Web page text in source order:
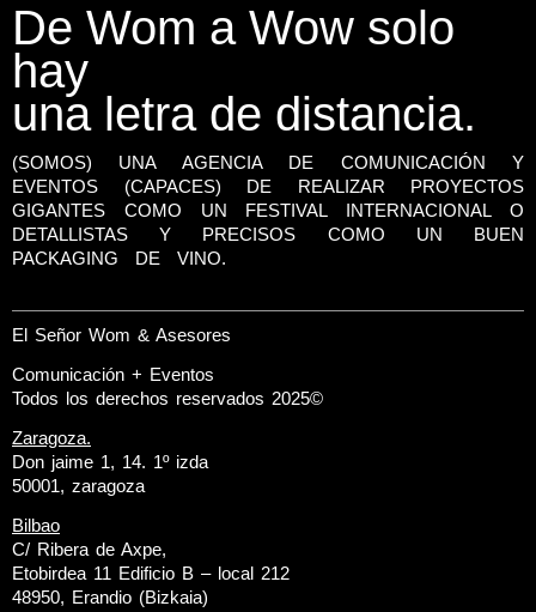
De Wom a Wow solo
hay
una letra de distancia.
(SOMOS) UNA AGENCIA DE COMUNICACIÓN Y
EVENTOS (CAPACES) DE REALIZAR PROYECTOS
GIGANTES COMO UN FESTIVAL INTERNACIONAL O
DETALLISTAS Y PRECISOS COMO UN BUEN
PACKAGING DE VINO.
El Señor Wom & Asesores
Comunicación + Eventos
Todos los derechos reservados 2025©
Zaragoza.
Don jaime 1, 14. 1º izda
50001, zaragoza
Bilbao
C/ Ribera de Axpe,
Etobirdea 11 Edificio B – local 212
48950, Erandio (Bizkaia)